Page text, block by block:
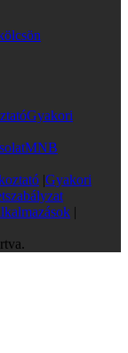
Gyakori
MNB
|Gyakori
|